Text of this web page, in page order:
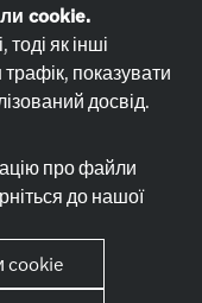
Mazars
cookie.
як інші
показувати
досвід.
про файли
до нашої
cookie